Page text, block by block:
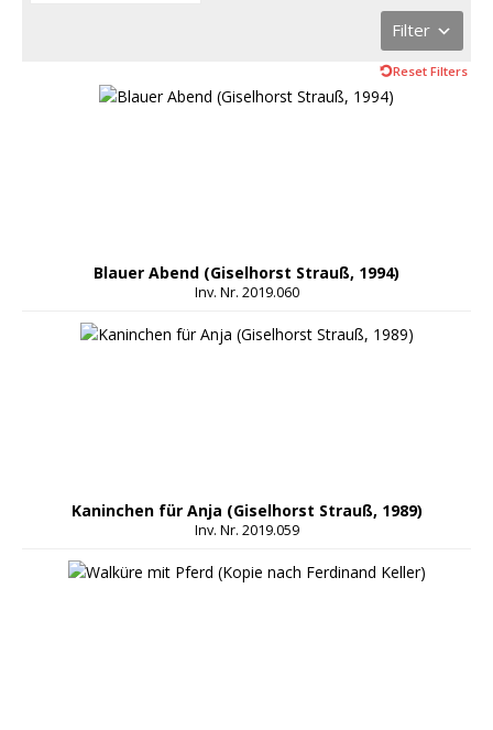
Filter
Reset Filters
Blauer Abend (Giselhorst Strauß, 1994)
Inv. Nr. 2019.060
Kaninchen für Anja (Giselhorst Strauß, 1989)
Inv. Nr. 2019.059